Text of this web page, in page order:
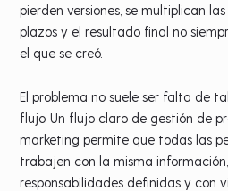
pierden versiones, se multiplican
plazos y el resultado final no
el que se creó.
El problema no suele ser falta de
flujo. Un flujo claro de gestión de
marketing permite que todas las
trabajen con la misma
responsabilidades definidas y con